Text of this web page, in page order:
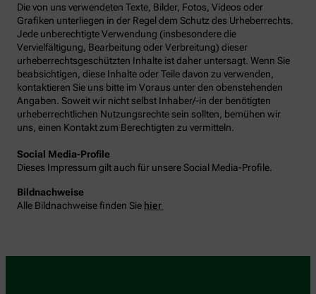
Die von uns verwendeten Texte, Bilder, Fotos, Videos oder
Grafiken unterliegen in der Regel dem Schutz des Urheberrechts.
Jede unberechtigte Verwendung (insbesondere die
Vervielfältigung, Bearbeitung oder Verbreitung) dieser
urheberrechtsgeschützten Inhalte ist daher untersagt. Wenn Sie
beabsichtigen, diese Inhalte oder Teile davon zu verwenden,
kontaktieren Sie uns bitte im Voraus unter den obenstehenden
Angaben. Soweit wir nicht selbst Inhaber/-in der benötigten
urheberrechtlichen Nutzungsrechte sein sollten, bemühen wir
uns, einen Kontakt zum Berechtigten zu vermitteln.
Social Media-Profile
Dieses Impressum gilt auch für unsere Social Media-Profile.
Bildnachweise
Alle Bildnachweise finden Sie hier